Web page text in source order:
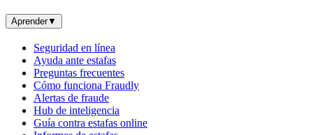
Aprender▼
Seguridad en línea
Ayuda ante estafas
Preguntas frecuentes
Cómo funciona Fraudly
Alertas de fraude
Hub de inteligencia
Guía contra estafas online